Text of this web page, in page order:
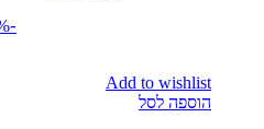
-25%
Add to wishlist
הוספה לסל